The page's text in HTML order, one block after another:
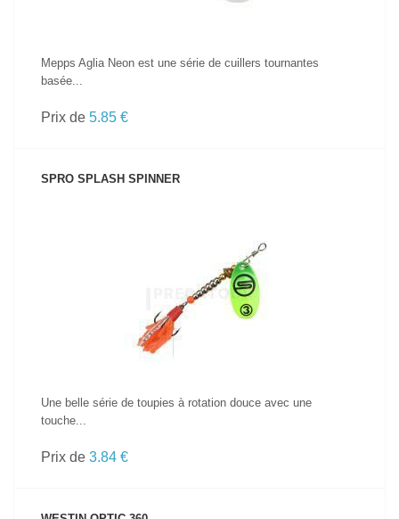
Mepps Aglia Neon est une série de cuillers tournantes
basée...
Prix de 5.85 €
SPRO SPLASH SPINNER
VOIR LE PRODUIT
Une belle série de toupies à rotation douce avec une
touche...
Prix de 3.84 €